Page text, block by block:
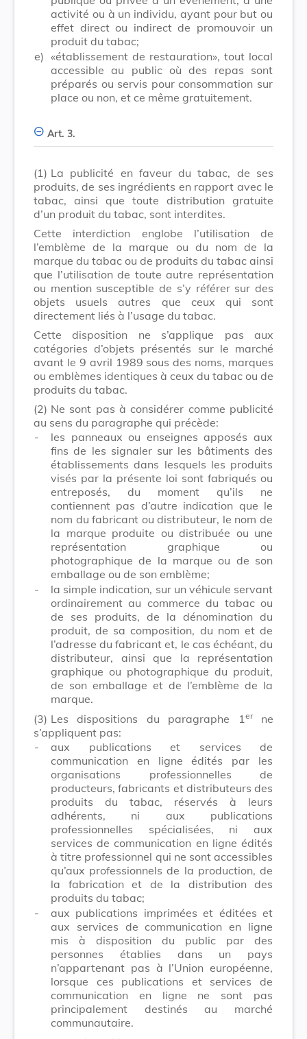
activité ou à un individu, ayant pour but ou
effet direct ou indirect de promouvoir un
produit du tabac;
e) «établissement de restauration», tout local
accessible au public où des repas sont
préparés ou servis pour consommation sur
place ou non, et ce même gratuitement.
Art. 3.
(1) La publicité en faveur du tabac, de ses
produits, de ses ingrédients en rapport avec le
tabac, ainsi que toute distribution gratuite
d’un produit du tabac, sont interdites.
Cette interdiction englobe l’utilisation de
l’emblème de la marque ou du nom de la
marque du tabac ou de produits du tabac ainsi
que l’utilisation de toute autre représentation
ou mention susceptible de s’y référer sur des
objets usuels autres que ceux qui sont
directement liés à l’usage du tabac.
Cette disposition ne s’applique pas aux
catégories d’objets présentés sur le marché
avant le 9 avril 1989 sous des noms, marques
ou emblèmes identiques à ceux du tabac ou de
produits du tabac.
(2) Ne sont pas à considérer comme publicité
au sens du paragraphe qui précède:
-
les panneaux ou enseignes apposés aux
fins de les signaler sur les bâtiments des
établissements dans lesquels les produits
visés par la présente loi sont fabriqués ou
entreposés, du moment qu’ils ne
contiennent pas d’autre indication que le
nom du fabricant ou distributeur, le nom de
la marque produite ou distribuée ou une
représentation graphique ou
photographique de la marque ou de son
emballage ou de son emblème;
-
la simple indication, sur un véhicule servant
ordinairement au commerce du tabac ou
de ses produits, de la dénomination du
produit, de sa composition, du nom et de
l’adresse du fabricant et, le cas échéant, du
distributeur, ainsi que la représentation
graphique ou photographique du produit,
de son emballage et de l’emblème de la
marque.
(3) Les dispositions du paragraphe 1 erne
s’appliquent pas:
-
aux publications et services de
communication en ligne édités par les
organisations professionnelles de
producteurs, fabricants et distributeurs des
produits du tabac, réservés à leurs
adhérents, ni aux publications
professionnelles spécialisées, ni aux
services de communication en ligne édités
à titre professionnel qui ne sont accessibles
qu’aux professionnels de la production, de
la fabrication et de la distribution des
produits du tabac;
-
aux publications imprimées et éditées et
aux services de communication en ligne
mis à disposition du public par des
personnes établies dans un pays
n’appartenant pas à l’Union européenne,
lorsque ces publications et services de
communication en ligne ne sont pas
principalement destinés au marché
communautaire.